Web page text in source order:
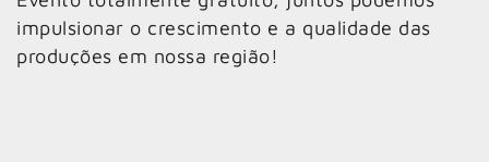
impulsionar o crescimento e a qualidade das
produções em nossa região!